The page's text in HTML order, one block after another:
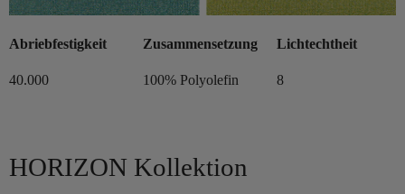
Abriebfestigkeit
40.000
Zusammensetzung
100% Polyolefin
Lichtechtheit
8
HORIZON Kollektion